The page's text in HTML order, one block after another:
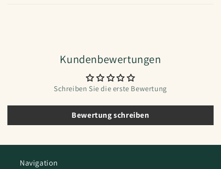
Kundenbewertungen
Schreiben Sie die erste Bewertung
Bewertung schreiben
Navigation